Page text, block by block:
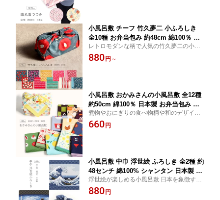
小風呂敷 チーフ 竹久夢二 小ふろしき
全10種 お弁当包み 約48cm 綿100％ 日
本製 むす美 ランチョンマット ランチク
ロス 大人 かわいい 50cm 和柄 柄 モダ
レトロモダンな柄で人気の竹久夢二の小風
呂敷。 お弁当包みやランチョンマットなど
にもお使いいただけます。
880 円 ～
小風呂敷 おかみさんの小風呂敷 全12種
約50cm 綿100％ 日本製 お弁当包み ラ
ンチョンマット ランチクロス 大人 かわ
いい おしゃれ 給食布巾 給食 ハンカチ
煮物やおにぎりの食べ物柄や和のデザイン
をモチーフにした小風呂敷。 約50cmの使
いやすいサイズです。入園・入学準備、ラ
660 円
小風呂敷 中巾 浮世絵 ふろしき 全2種 約
48センチ 綿100% シャンタン 日本製 和
柄 ラッピング お土産 外国へのお土産
海外 外国 日本土産 葛飾北斎 神奈川沖
浮世絵が楽しめる小風呂敷 日本を象徴する
浮世絵は、風呂敷としてだけでなくタペス
トリーなどインテリアとしてもお使いいた
880 円